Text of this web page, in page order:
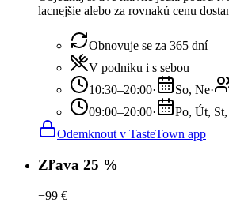
lacnejšie alebo za rovnakú cenu
Obnovuje se za 365 dní
V podniku i s sebou
10:30–20:00· So, Ne·
09:00–20:00· Po, Út,
Odemknout v TasteTown app
Zľava 25 %
−99 €